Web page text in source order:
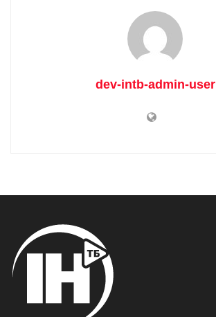
dev-intb-admin-user